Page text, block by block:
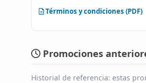
Términos y condiciones (PDF)
Promociones
Historial de referencia: estas